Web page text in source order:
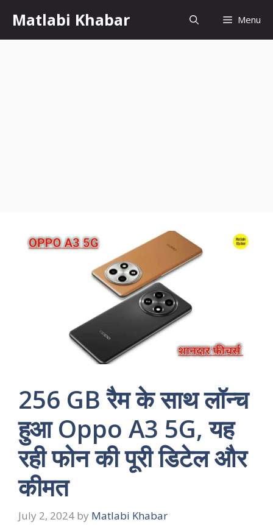
content
Matlabi Khabar Menu
256 GB रैम के साथ लॉन्च
हुआ Oppo A3 5G, यह
रही फोन की पूरी डिटेल और
कीमत
July 2, 2024 by Matlabi Khabar